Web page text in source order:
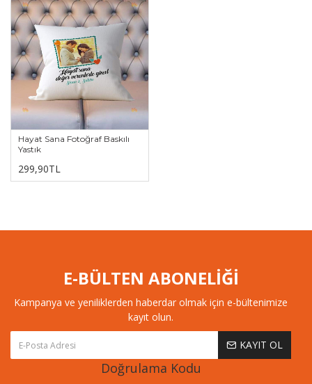
Hayat Sana Fotoğraf Baskılı
Yastık
299,90TL
E-BÜLTEN ABONELİĞİ
Kampanya ve yeniliklerden haberdar olmak için e-bültenimize
kayıt olun.
KAYIT OL
Doğrulama Kodu